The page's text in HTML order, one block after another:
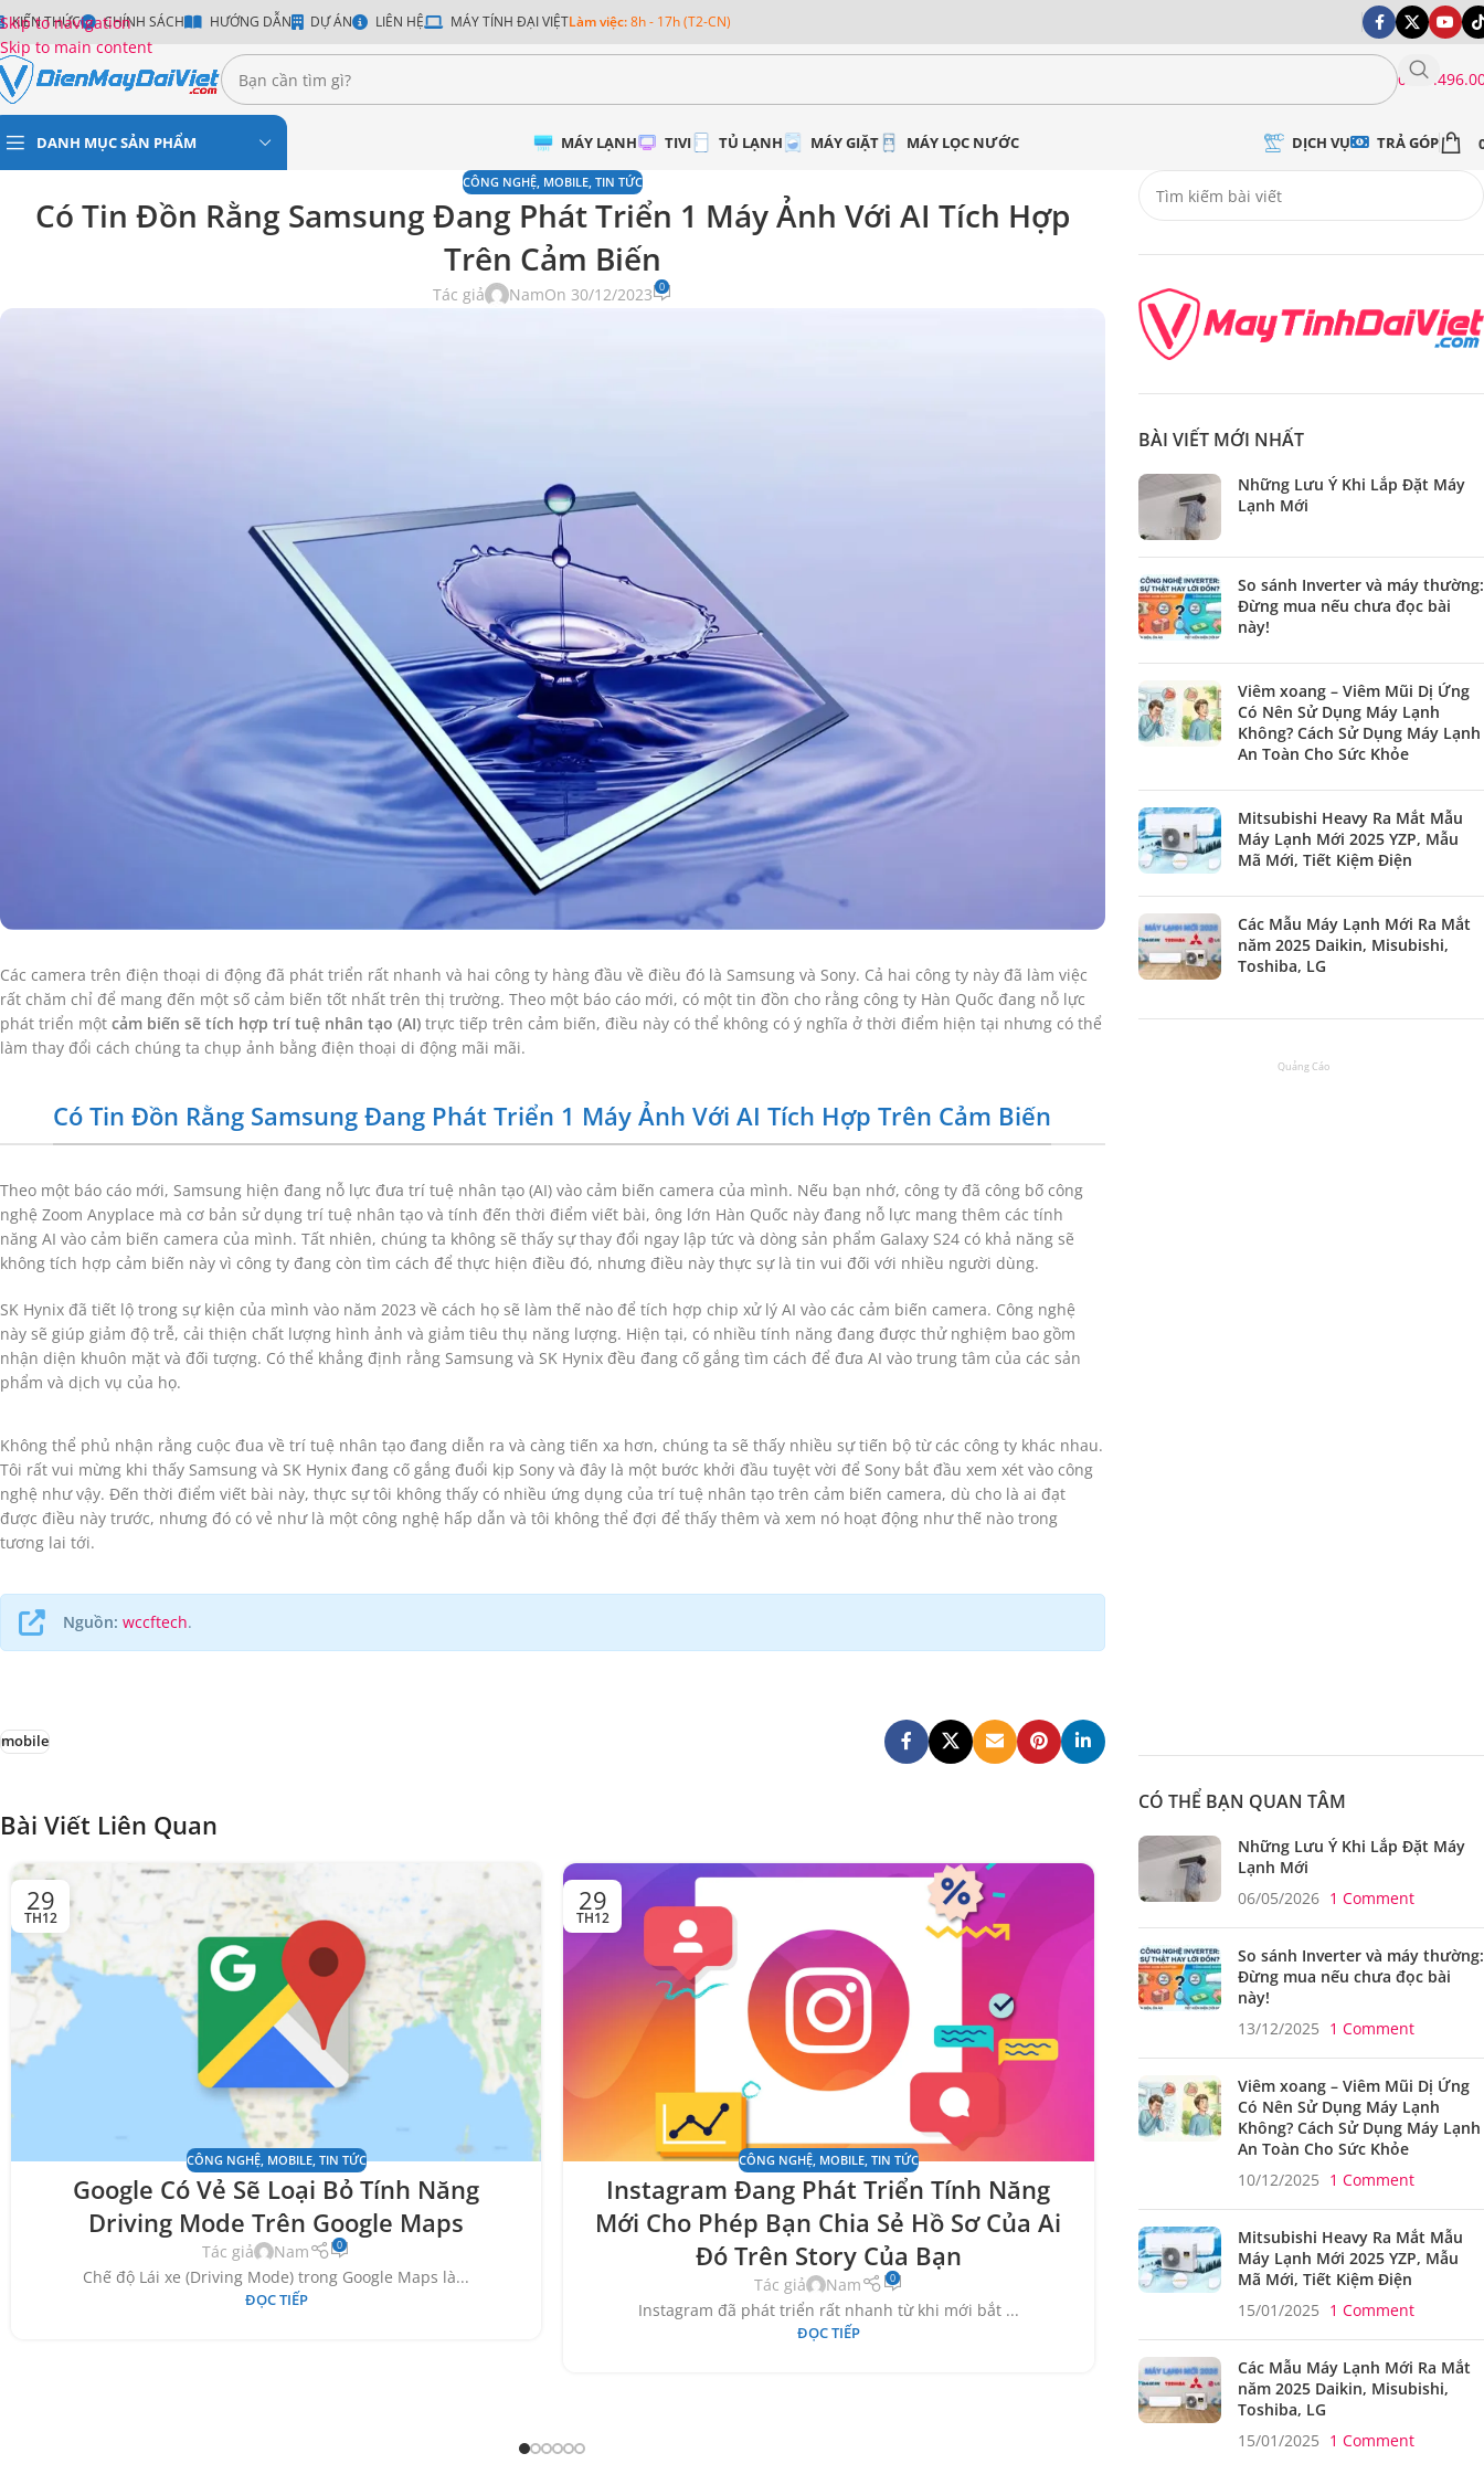
Skip to navigation
Skip to main content
KIẾN THỨC CHÍNH SÁCH HƯỚNG DẪN DỰ ÁN LIÊN HỆ MÁY TÍNH ĐẠI VIỆTLàm việc:8h - 17h (T2-CN)
DANH MỤC SẢN PHẨM MÁY LẠNH TIVI TỦ LẠNH MÁY GIẶT MÁY LỌC NƯỚC DỊCH VỤ TRẢ GÓP
CÔNG NGHỆ, MOBILE, TIN TỨC
Có Tin Đồn Rằng Samsung Đang Phát Triển 1 Máy Ảnh Với AI Tích Hợp
Trên Cảm Biến
Tác giả NamOn 30/12/2023 0
Các camera trên điện thoại di động đã phát triển rất nhanh và hai công ty hàng đầu về điều đó là Samsung và Sony. Cả hai công ty này đã làm việc
rất chăm chỉ để mang đến một số cảm biến tốt nhất trên thị trường. Theo một báo cáo mới, có một tin đồn cho rằng công ty Hàn Quốc đang nỗ lực
phát triển một cảm biến sẽ tích hợp trí tuệ nhân tạo (AI) trực tiếp trên cảm biến, điều này có thể không có ý nghĩa ở thời điểm hiện tại nhưng có thể
làm thay đổi cách chúng ta chụp ảnh bằng điện thoại di động mãi mãi.
Có Tin Đồn Rằng Samsung Đang Phát Triển 1 Máy Ảnh Với AI Tích Hợp Trên Cảm Biến
Theo một báo cáo mới, Samsung hiện đang nỗ lực đưa trí tuệ nhân tạo (AI) vào cảm biến camera của mình. Nếu bạn nhớ, công ty đã công bố công
nghệ Zoom Anyplace mà cơ bản sử dụng trí tuệ nhân tạo và tính đến thời điểm viết bài, ông lớn Hàn Quốc này đang nỗ lực mang thêm các tính
năng AI vào cảm biến camera của mình. Tất nhiên, chúng ta không sẽ thấy sự thay đổi ngay lập tức và dòng sản phẩm Galaxy S24 có khả năng sẽ
không tích hợp cảm biến này vì công ty đang còn tìm cách để thực hiện điều đó, nhưng điều này thực sự là tin vui đối với nhiều người dùng.
SK Hynix đã tiết lộ trong sự kiện của mình vào năm 2023 về cách họ sẽ làm thế nào để tích hợp chip xử lý AI vào các cảm biến camera. Công nghệ
này sẽ giúp giảm độ trễ, cải thiện chất lượng hình ảnh và giảm tiêu thụ năng lượng. Hiện tại, có nhiều tính năng đang được thử nghiệm bao gồm
nhận diện khuôn mặt và đối tượng. Có thể khẳng định rằng Samsung và SK Hynix đều đang cố gắng tìm cách để đưa AI vào trung tâm của các sản
phẩm và dịch vụ của họ.
Không thể phủ nhận rằng cuộc đua về trí tuệ nhân tạo đang diễn ra và càng tiến xa hơn, chúng ta sẽ thấy nhiều sự tiến bộ từ các công ty khác nhau.
Tôi rất vui mừng khi thấy Samsung và SK Hynix đang cố gắng đuổi kịp Sony và đây là một bước khởi đầu tuyệt vời để Sony bắt đầu xem xét vào công
nghệ như vậy. Đến thời điểm viết bài này, thực sự tôi không thấy có nhiều ứng dụng của trí tuệ nhân tạo trên cảm biến camera, dù cho là ai đạt
được điều này trước, nhưng đó có vẻ như là một công nghệ hấp dẫn và tôi không thể đợi để thấy thêm và xem nó hoạt động như thế nào trong
tương lai tới.
Nguồn: wccftech.
mobile
Bài Viết Liên Quan
29
TH12
CÔNG NGHỆ, MOBILE, TIN TỨC
Google Có Vẻ Sẽ Loại Bỏ Tính Năng
Driving Mode Trên Google Maps
Tác giả Nam 0
Chế độ Lái xe (Driving Mode) trong Google Maps là...
ĐỌC TIẾP
29
TH12
CÔNG NGHỆ, MOBILE, TIN TỨC
Instagram Đang Phát Triển Tính Năng
Mới Cho Phép Bạn Chia Sẻ Hồ Sơ Của Ai
Đó Trên Story Của Bạn
Tác giả Nam 0
Instagram đã phát triển rất nhanh từ khi mới bắt ...
ĐỌC TIẾP
29
CÔNG NGHỆ,MOBILE
WhatsApp Web Có Thể Sẽ
Tạo Tên Người Dùng Và
Riêng Tư Của Bạn
Tác giả Nam
Trong tháng 5 năm nay, chúng tôi đã đưa
trên Android và iOS có thể sẽ có tính
dùng chọn tên ng...
ĐỌC TIẾP
BÀI VIẾT MỚI NHẤT
Những Lưu Ý Khi Lắp Đặt Máy
Lạnh Mới
So sánh Inverter và máy thường:
Đừng mua nếu chưa đọc bài
này!
Viêm xoang – Viêm Mũi Dị Ứng
Có Nên Sử Dụng Máy Lạnh
Không? Cách Sử Dụng Máy Lạnh
An Toàn Cho Sức Khỏe
Mitsubishi Heavy Ra Mắt Mẫu
Máy Lạnh Mới 2025 YZP, Mẫu
Mã Mới, Tiết Kiệm Điện
Các Mẫu Máy Lạnh Mới Ra Mắt
năm 2025 Daikin, Misubishi,
Toshiba, LG
CÓ THỂ BẠN QUAN TÂM
Những Lưu Ý Khi Lắp Đặt Máy
Lạnh Mới
06/05/2026 1 Comment
So sánh Inverter và máy thường:
Đừng mua nếu chưa đọc bài
này!
13/12/2025 1 Comment
Viêm xoang – Viêm Mũi Dị Ứng
Có Nên Sử Dụng Máy Lạnh
Không? Cách Sử Dụng Máy Lạnh
An Toàn Cho Sức Khỏe
10/12/2025 1 Comment
Mitsubishi Heavy Ra Mắt Mẫu
Máy Lạnh Mới 2025 YZP, Mẫu
Mã Mới, Tiết Kiệm Điện
15/01/2025 1 Comment
Các Mẫu Máy Lạnh Mới Ra Mắt
năm 2025 Daikin, Misubishi,
Toshiba, LG
15/01/2025 1 Comment